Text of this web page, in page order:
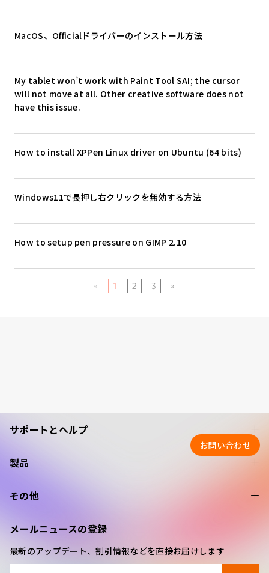
MacOS、Officialドライバーのインストール方法
My tablet won’t work with Paint Tool SAI; the cursor
will not move at all. Other creative software does not
have this issue.
How to install XPPen Linux driver on Ubuntu (64 bits)
Windows11で長押し右クリックを無効する方法
How to setup pen pressure on GIMP 2.10
« 1 2 3 »
サポートとヘルプ
製品
その他
メールニュースの登録
最新のアップデート、割引情報などを直接お届けします
お問い合わせ